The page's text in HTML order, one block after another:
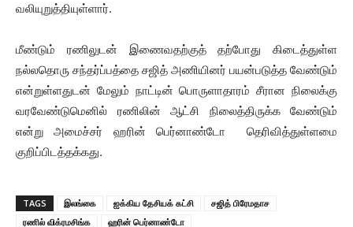
வலியுறுத்தியுள்ளார்.
மீண்டும் ரணிலுடன் இணைவதற்குத் தற்போது கிடைத்துள்ள
நல்லதொரு சந்தர்ப்பத்தை சஜித் அணியினர் பயன்படுத்த வேண்டும்
என்றுள்ளதுடன் மேலும் நாட்டின் பொருளாதாரம் சீரான நிலைக்கு
வரவேண்டுமெனில் ரணிலின் ஆட்சி நிலைத்திருக்க வேண்டும்
என்று அமைச்சர் ஹரின் பெர்னாண்டோ தெரிவித்துள்ளமை
குறிப்பிடத்தக்கது.
TAGS இலங்கை ஐக்கிய தேசியக் கட்சி
சஜித் பிரேமதாச
ரணில் விக்ரமசிங்க
ஹரின் பெர்னாண்டோ